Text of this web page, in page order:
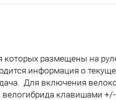
размещены на
информация о
Для включения
клавишами